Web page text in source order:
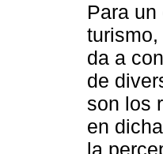
Para
da a
de
son los
en
la